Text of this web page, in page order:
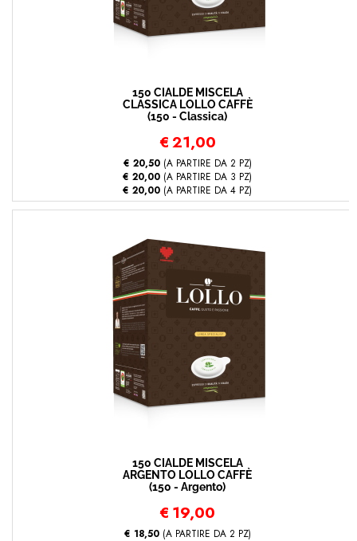
150 CIALDE MISCELA
CLASSICA LOLLO CAFFÈ
(150 - Classica)
€21,00
€ 20,50(A PARTIRE DA 2 PZ)
€ 20,00 (A PARTIRE DA 3 PZ)
€ 20,00 (A PARTIRE DA 4 PZ)
150 CIALDE MISCELA
ARGENTO LOLLO CAFFÈ
(150 - Argento)
€ 19,00
€ 18,50(A PARTIRE DA 2 PZ)